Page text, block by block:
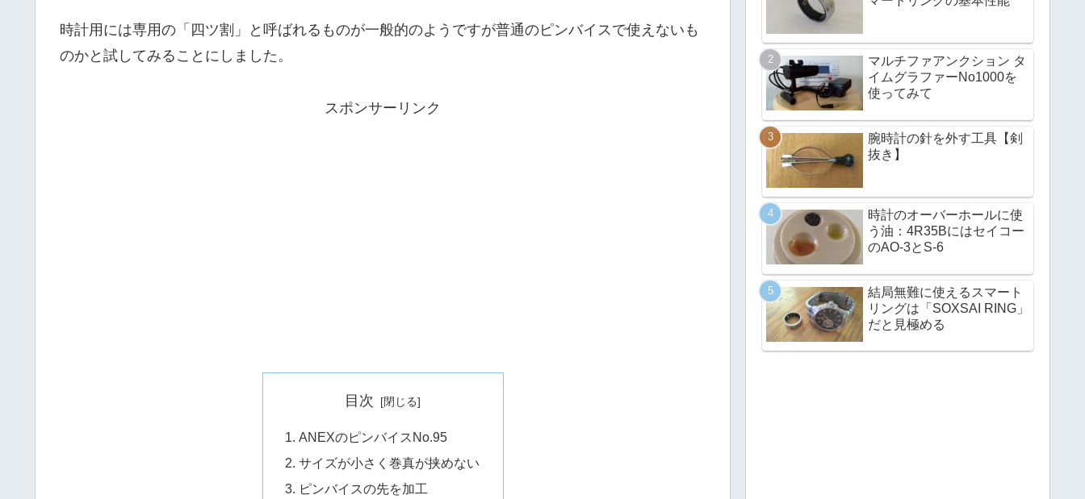
時計用には専用の「四ツ割」と呼ばれるものが一般的のようですが普通のピンバイスで使えないも
のかと試してみることにしました。
スポンサーリンク
目次
ANEXのピンバイスNo.95
サイズが小さく巻真が挟めない
ピンバイスの先を加工
マルチファアンクション タ
イムグラファーNo1000を
使ってみて
腕時計の針を外す工具【剣
抜き】
時計のオーバーホールに使
う油：4R35Bにはセイコー
のAO-3とS-6
結局無難に使えるスマート
リングは「SOXSAI RING」
だと見極める